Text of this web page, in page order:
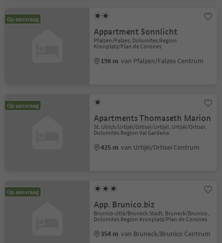
Op aanvraag
Appartment Sonnlicht
Pfalzen/Falzes, Dolomites Region
Kronplatz/Plan de Corones
198 m van Pfalzen/Falzes Centrum
Op aanvraag
Apartments Thomaseth Marion
St. Ulrich/Urtijëi/Ortisei/Urtijëi, Urtijëi/Ortisei,
Dolomites Region Val Gardena
425 m van Urtijëi/Ortisei Centrum
Op aanvraag
App. Brunico.biz
Brunico città/Bruneck Stadt, Bruneck/Brunico,
Dolomites Region Kronplatz/Plan de Corones
354 m van Bruneck/Brunico Centrum